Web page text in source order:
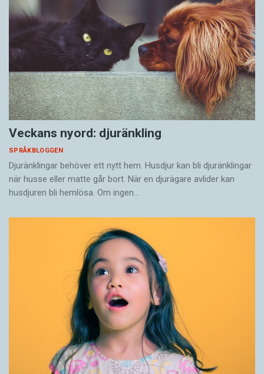
Veckans nyord: djuränkling
SPRÅKBLOGGEN
Djuränklingar behöver ett nytt hem. Husdjur kan bli djuränklingar
när husse eller matte går bort. När en djurägare avlider kan
husdjuren bli hemlösa. Om ingen…